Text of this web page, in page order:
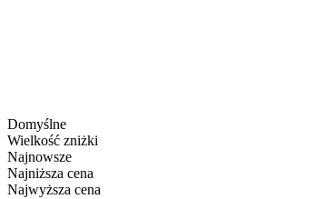
Domyślne
Wielkość zniżki
Najnowsze
Najniższa cena
Najwyższa cena